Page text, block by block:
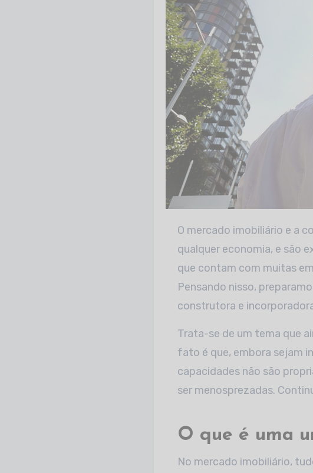
O mercado imobiliário e a construção civil estão entre os ramos mais relevantes de
qualquer economia, e são
que contam com muitas
Pensando nisso,
construtora e
Trata-se de um tema que
fato é que, embora sejam
capacidades não são
ser menosprezadas.
O que é uma
No mercado imobiliário,